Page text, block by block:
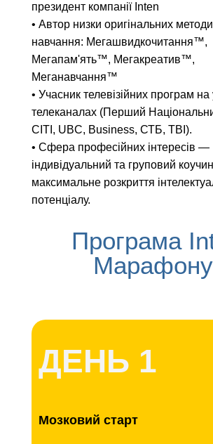
президент компанії Inten
• Автор низки оригінальних
навчання: Мегашвидкочитання™,
Мегапам'ять™, Мегакреатив™,
Меганавчання™
• Учасник телевізійних програм на
телеканалах (Перший
СІТІ, UBC, Business, СТБ, TBI).
• Сфера професійних інтересів —
індивідуальний та груповий
максимальне розкриття
потенціалу.
Програма
ДЕНЬ 1
Мозковий старт